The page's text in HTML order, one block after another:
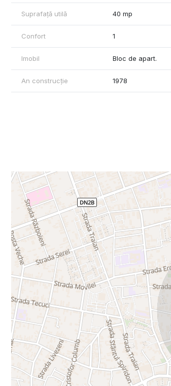
Suprafață utilă 40 mp
Confort 1
Imobil Bloc de apart.
An construcție 1978